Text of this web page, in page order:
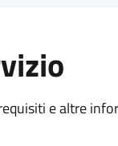
e altre